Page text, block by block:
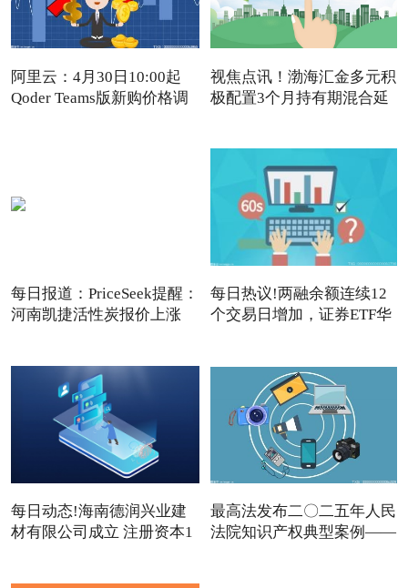
阿里云：4月30日10:00起
Qoder Teams版新购价格调
视焦点讯！渤海汇金多元积
极配置3个月持有期混合延
每日报道：PriceSeek提醒：
河南凯捷活性炭报价上涨
每日热议!两融余额连续12
个交易日增加，证券ETF华
每日动态!海南德润兴业建
材有限公司成立 注册资本1
最高法发布二〇二五年人民
法院知识产权典型案例——